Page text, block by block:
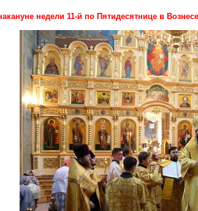
недели 11-й по Пятидесятнице в